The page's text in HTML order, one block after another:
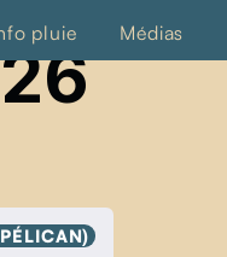
pluie Médias